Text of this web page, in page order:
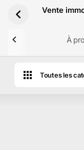
Vente
À
Toutes les